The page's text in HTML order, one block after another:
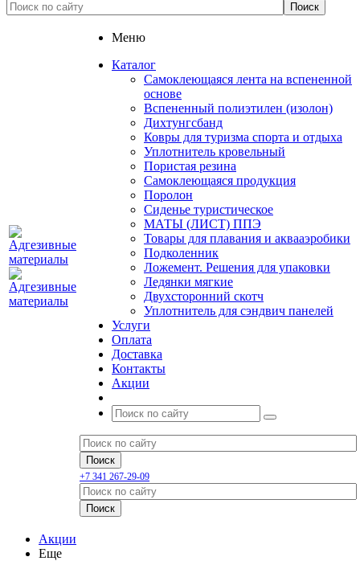
Меню
Каталог
Самоклеющаяся лента на вспененной
основе
Вспененный полиэтилен (изолон)
Дихтунгсбанд
Ковры для туризма спорта и отдыха
Уплотнитель кровельный
Пористая резина
Самоклеющаяся продукция
Поролон
Сиденье туристическое
МАТЫ (ЛИСТ) ППЭ
Товары для плавания и аквааэробики
Подколенник
Ложемент. Решения для упаковки
Ледянки мягкие
Двухсторонний скотч
Уплотнитель для сэндвич панелей
Услуги
Оплата
Доставка
Контакты
Акции
+7 341 267-29-09
Акции
Еще